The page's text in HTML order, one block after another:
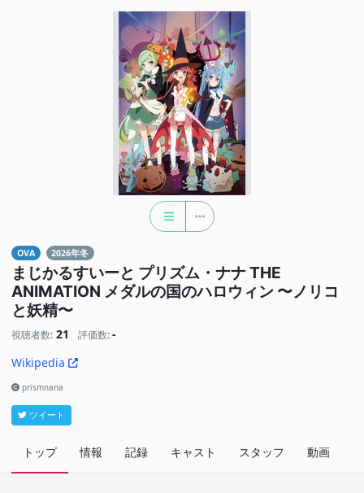
OVA 2026年冬
まじかるすいーと プリズム・ナナ THE
ANIMATION メダルの国のハロウィン 〜ノリコ
と妖精〜
視聴者数: 21 評価数: -
Wikipedia
prismnana
ツイート
トップ 情報 記録 キャスト スタッフ 動画